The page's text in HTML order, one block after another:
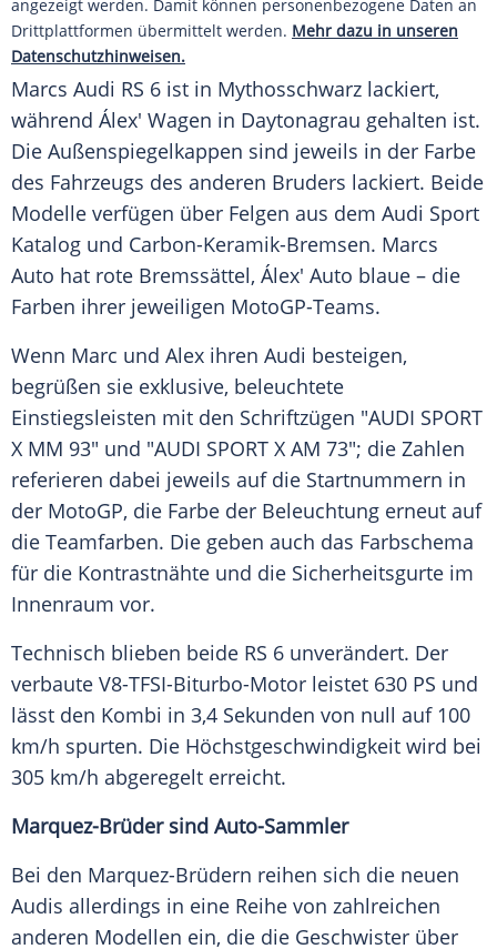
angezeigt werden. Damit können personenbezogene Daten an
Drittplattformen übermittelt werden. Mehr dazu in unseren
Datenschutzhinweisen.
Marcs Audi RS 6 ist in Mythosschwarz lackiert,
während Álex' Wagen in Daytonagrau gehalten ist.
Die Außenspiegelkappen sind jeweils in der Farbe
des Fahrzeugs des anderen Bruders lackiert. Beide
Modelle verfügen über Felgen aus dem Audi Sport
Katalog und Carbon-Keramik-Bremsen. Marcs
Auto hat rote Bremssättel, Álex' Auto blaue – die
Farben ihrer jeweiligen MotoGP-Teams.
Wenn Marc und Alex ihren Audi besteigen,
begrüßen sie exklusive, beleuchtete
Einstiegsleisten mit den Schriftzügen "AUDI SPORT
X MM 93" und "AUDI SPORT X AM 73"; die Zahlen
referieren dabei jeweils auf die Startnummern in
der MotoGP, die Farbe der Beleuchtung erneut auf
die Teamfarben. Die geben auch das Farbschema
für die Kontrastnähte und die Sicherheitsgurte im
Innenraum vor.
Technisch blieben beide RS 6 unverändert. Der
verbaute V8-TFSI-Biturbo-Motor leistet 630 PS und
lässt den Kombi in 3,4 Sekunden von null auf 100
km/h spurten. Die Höchstgeschwindigkeit wird bei
305 km/h abgeregelt erreicht.
Marquez-Brüder sind Auto-Sammler
Bei den Marquez-Brüdern reihen sich die neuen
Audis allerdings in eine Reihe von zahlreichen
anderen Modellen ein, die die Geschwister über